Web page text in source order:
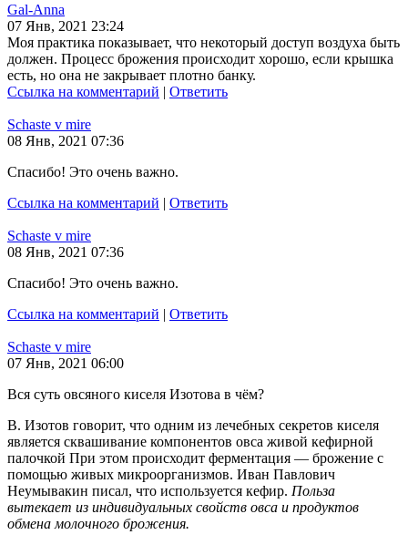
Gal-Anna
07 Янв, 2021 23:24
Моя практика показывает, что некоторый доступ воздуха быть
должен. Процесс брожения происходит хорошо, если крышка
есть, но она не закрывает плотно банку.
Ссылка на комментарий | Ответить
Schaste v mire
08 Янв, 2021 07:36
Спасибо! Это очень важно.
Ссылка на комментарий | Ответить
Schaste v mire
08 Янв, 2021 07:36
Спасибо! Это очень важно.
Ссылка на комментарий | Ответить
Schaste v mire
07 Янв, 2021 06:00
Вся суть овсяного киселя Изотова в чём?
В. Изотов говорит, что одним из лечебных секретов киселя
является сквашивание компонентов овса живой кефирной
палочкой При этом происходит ферментация — брожение с
помощью живых микроорганизмов. Иван Павлович
Неумывакин писал, что используется кефир. Польза
вытекает из индивидуальных свойств овса и продуктов
обмена молочного брожения.